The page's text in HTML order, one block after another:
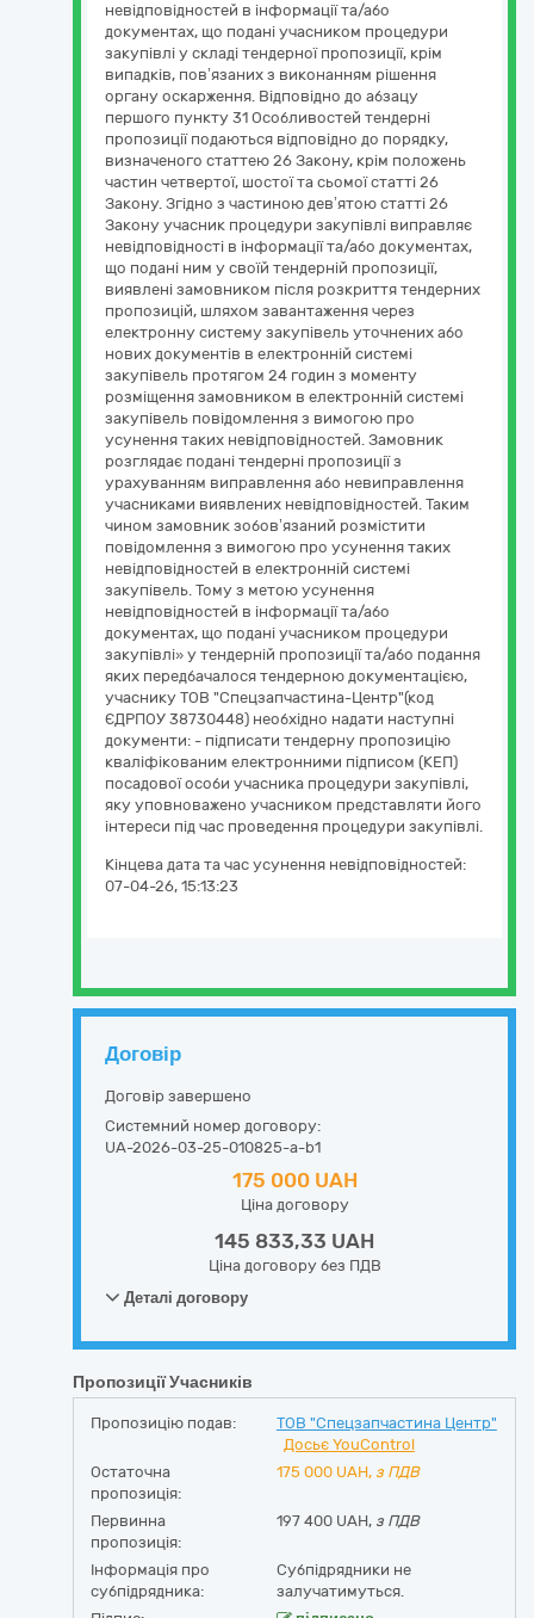
невідповідностей в інформації та/або
документах, що подані учасником процедури
закупівлі у складі тендерної пропозиції, крім
випадків, пов’язаних з виконанням рішення
органу оскарження. Відповідно до абзацу
першого пункту 31 Особливостей тендерні
пропозиції подаються відповідно до порядку,
визначеного статтею 26 Закону, крім положень
частин четвертої, шостої та сьомої статті 26
Закону. Згідно з частиною дев’ятою статті 26
Закону учасник процедури закупівлі виправляє
невідповідності в інформації та/або документах,
що подані ним у своїй тендерній пропозиції,
виявлені замовником після розкриття тендерних
пропозицій, шляхом завантаження через
електронну систему закупівель уточнених або
нових документів в електронній системі
закупівель протягом 24 годин з моменту
розміщення замовником в електронній системі
закупівель повідомлення з вимогою про
усунення таких невідповідностей. Замовник
розглядає подані тендерні пропозиції з
урахуванням виправлення або невиправлення
учасниками виявлених невідповідностей. Таким
чином замовник зобов’язаний розмістити
повідомлення з вимогою про усунення таких
невідповідностей в електронній системі
закупівель. Тому з метою усунення
невідповідностей в інформації та/або
документах, що подані учасником процедури
закупівлі» у тендерній пропозиції та/або подання
яких передбачалося тендерною документацією,
учаснику ТОВ "Спецзапчастина-Центр"(код
ЄДРПОУ 38730448) необхідно надати наступні
документи: - підписати тендерну пропозицію
кваліфікованим електронними підписом (КЕП)
посадової особи учасника процедури закупівлі,
яку уповноважено учасником представляти його
інтереси під час проведення процедури закупівлі.
Кінцева дата та час усунення невідповідностей:
07-04-26, 15:13:23
Договір
Договір завершено
Системний номер договору:
UA-2026-03-25-010825-a-b1
175 000 UAH
Ціна договору
145 833,33 UAH
Ціна договору без ПДВ
Деталі договору
Пропозиції Учасників
Пропозицію подав:
ТОВ "Спецзапчастина Центр"
Досьє YouControl
Остаточна
пропозиція:
175 000 UAH, з ПДВ
Первинна
пропозиція:
197 400 UAH, з ПДВ
Інформація про
субпідрядника:
Субпідрядники не
залучатимуться.